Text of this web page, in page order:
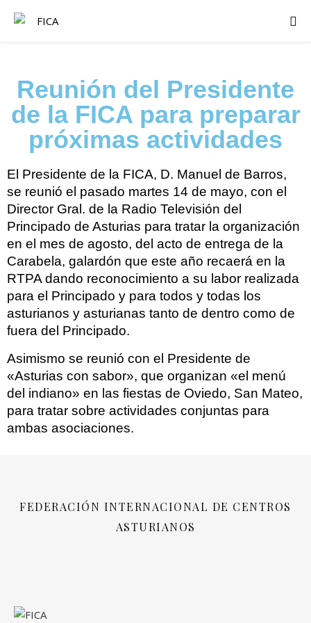
Reunión del Presidente
de la FICA para preparar
próximas actividades
El Presidente de la FICA, D. Manuel de Barros,
se reunió el pasado martes 14 de mayo, con el
Director Gral. de la Radio Televisión del
Principado de Asturias para tratar la organización
en el mes de agosto, del acto de entrega de la
Carabela, galardón que este año recaerá en la
RTPA dando reconocimiento a su labor realizada
para el Principado y para todos y todas los
asturianos y asturianas tanto de dentro como de
fuera del Principado.
Asimismo se reunió con el Presidente de
«Asturias con sabor», que organizan «el menú
del indiano» en las fiestas de Oviedo, San Mateo,
para tratar sobre actividades conjuntas para
ambas asociaciones.
FEDERACIÓN INTERNACIONAL DE CENTROS
ASTURIANOS